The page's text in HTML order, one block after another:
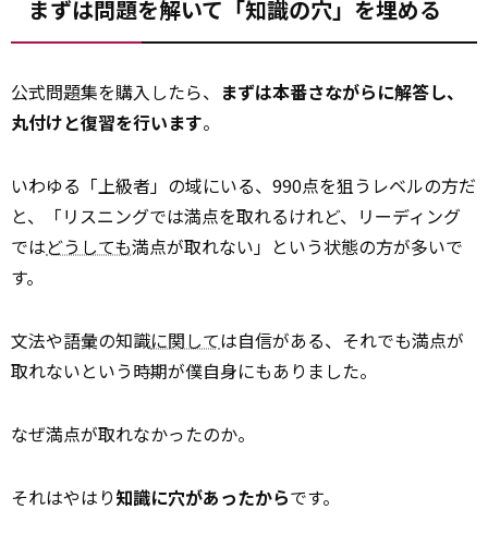
まずは問題を解いて「知識の穴」を埋める
公式問題集を購入したら、 まずは本番さながらに解答し、
丸付けと復習を行います。
いわゆる「上級者」の域にいる、990点を狙うレベルの方だ
と、「リスニングでは満点を取れるけれど、リーディング
ではどうしても満点が取れない」という状態の方が多いで
す。
文法や語彙の知識に関しては自信がある、それでも満点が
取れないという時期が僕自身にもありました。
なぜ満点が取れなかったのか。
それはやはり知識に穴があったからです。